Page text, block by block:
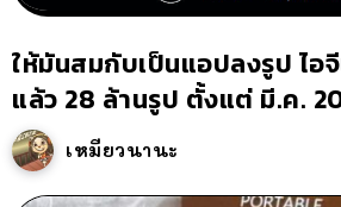
ให้มันสมกับเป็นแอปลงรูป ไอ
แล้ว 28 ล้านรูป ตั้งแต่ มี.ค.
เหมียวนานะ